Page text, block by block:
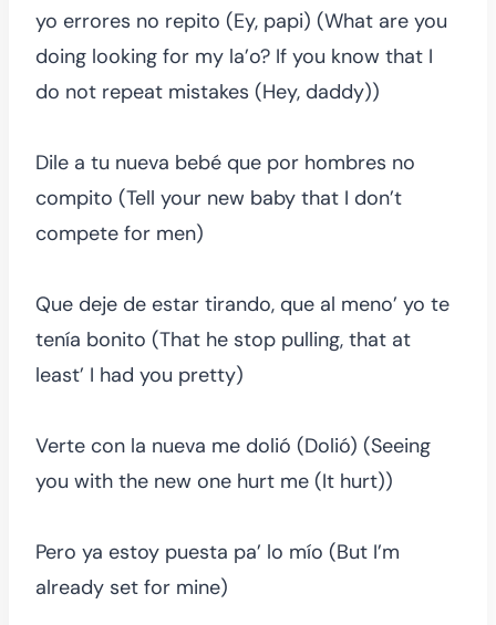
yo errores no repito (Ey, papi) (What are you
doing looking for my la’o? If you know that I
do not repeat mistakes (Hey, daddy))
Dile a tu nueva bebé que por hombres no
compito (Tell your new baby that I don’t
compete for men)
Que deje de estar tirando, que al meno’ yo te
tenía bonito (That he stop pulling, that at
least’ I had you pretty)
Verte con la nueva me dolió (Dolió) (Seeing
you with the new one hurt me (It hurt))
Pero ya estoy puesta pa’ lo mío (But I’m
already set for mine)